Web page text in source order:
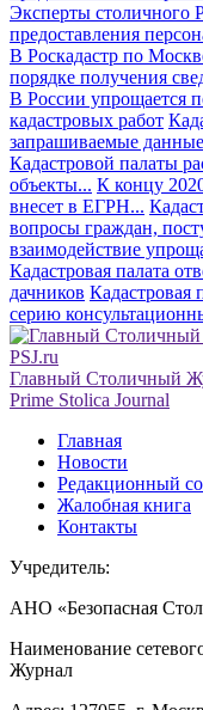
Эксперты столичного
предоставления
В Роскадастр по
порядке получения
В России упрощается
кадастровых работ
запрашиваемые
Кадастровой палаты
объекты... К концу
внесет в ЕГРН...
вопросы граждан,
взаимодействие
Кадастровая палата
дачников Кадастровая
серию
PSJ.ru
Главный Столичный
Prime Stolica Journal
Главная
Новости
Редакционный
Жалобная книга
Контакты
Учредитель:
АНО «Безопасная
Наименование
Журнал